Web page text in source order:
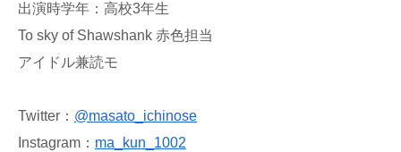
出演時学年：高校3年生
To sky of Shawshank 赤色担当
アイドル兼読モ
Twitter： @masato_ichinose
Instagram： ma_kun_1002